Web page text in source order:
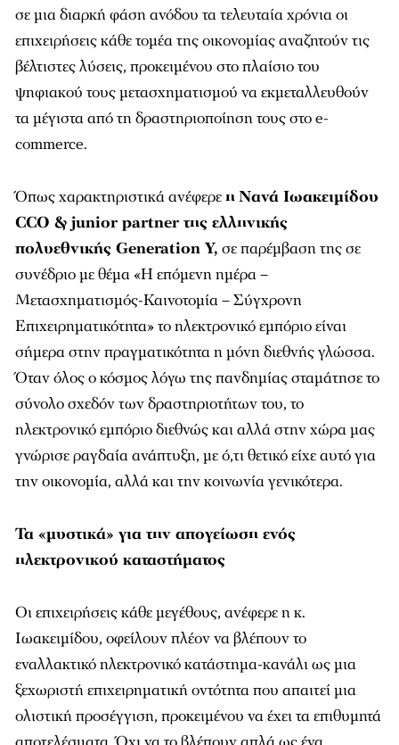
σε μια διαρκή φάση ανόδου τα τελευταία χρόνια οι
επιχειρήσεις κάθε τομέα της οικονομίας αναζητούν τις
βέλτιστες λύσεις, προκειμένου στο πλαίσιο του
ψηφιακού τους μετασχηματισμού να εκμεταλλευθούν
τα μέγιστα από τη δραστηριοποίηση τους στο e-
commerce.
Όπως χαρακτηριστικά ανέφερεηΝανά Ιωακειμίδου
CCO & junior partner της ελληνικής
πολυεθνικής Generation Y, σε παρέμβαση της σε
συνέδριο με θέμα «Η επόμενη ημέρα –
Μετασχηματισμός-Καινοτομία – Σύγχρονη
Επιχειρηματικότητα» το ηλεκτρονικό εμπόριο είναι
σήμερα στην πραγματικότητα η μόνη διεθνής γλώσσα.
Όταν όλος ο κόσμος λόγω της πανδημίας σταμάτησε το
σύνολο σχεδόν των δραστηριοτήτων του, το
ηλεκτρονικό εμπόριο διεθνώς και αλλά στην χώρα μας
γνώρισε ραγδαία ανάπτυξη, με ό,τι θετικό είχε αυτό για
την οικονομία, αλλά και την κοινωνία γενικότερα.
Τα «μυστικά» για την απογείωση ενός
ηλεκτρονικού καταστήματος
Οι επιχειρήσεις κάθε μεγέθους, ανέφερε η κ.
Ιωακειμίδου, οφείλουν πλέον να βλέπουν το
εναλλακτικό ηλεκτρονικό κατάστημα-κανάλι ως μια
ξεχωριστή επιχειρηματική οντότητα που απαιτεί μια
ολιστική προσέγγιση, προκειμένου να έχει τα επιθυμητά